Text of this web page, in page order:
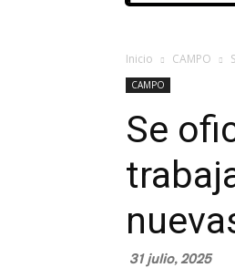
Inicio CAMPO
CAMPO
Se
31 julio, 2025